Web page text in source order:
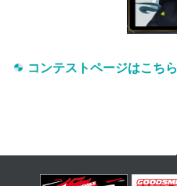
コンテストページはこちら